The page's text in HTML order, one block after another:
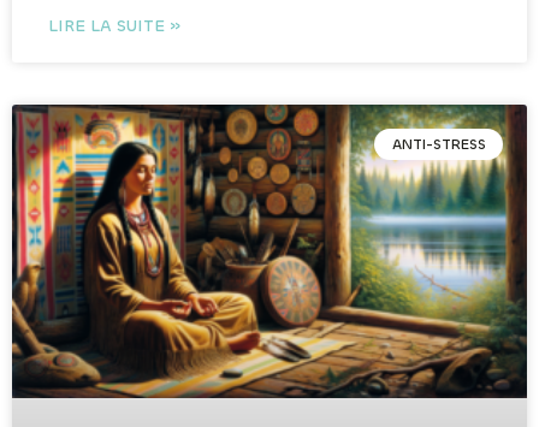
LIRE LA SUITE »
ANTI-STRESS